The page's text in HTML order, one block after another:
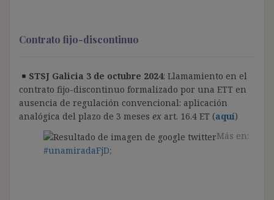
Contrato fijo-discontinuo
STSJ Galicia 3 de octubre 2024: Llamamiento en el
contrato fijo-discontinuo formalizado por una ETT en
ausencia de regulación convencional: aplicación
analógica del plazo de 3 meses ex art. 16.4 ET (aquí)
Más en:
#unamiradaFjD;